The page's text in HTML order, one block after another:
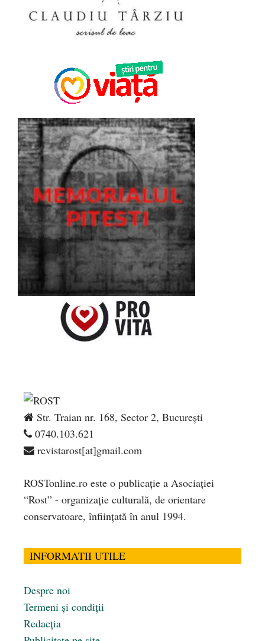
Str. Traian nr. 168, Sector 2, București
0740.103.621
revistarost[at]gmail.com
ROSTonline.ro este o publicaţie a Asociaţiei
“Rost” - organizaţie culturală, de orientare
conservatoare, înfiinţată în anul 1994.
INFORMATII UTILE
Despre noi
Termeni și condiții
Redacția